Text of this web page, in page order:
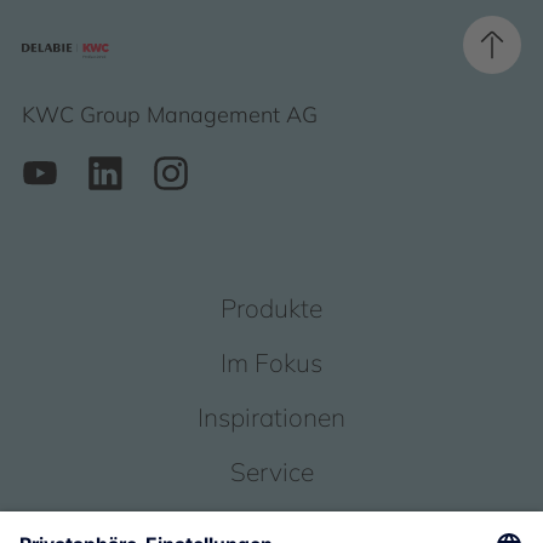
KWC Group Management AG
Produkte
Im Fokus
Inspirationen
Service